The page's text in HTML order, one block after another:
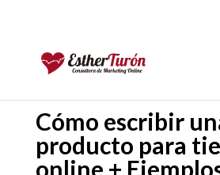
Cómo escribir
producto para
online +